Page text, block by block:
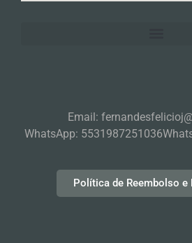
Email:
WhatsApp: 5531987251036
Política de Reembolso e